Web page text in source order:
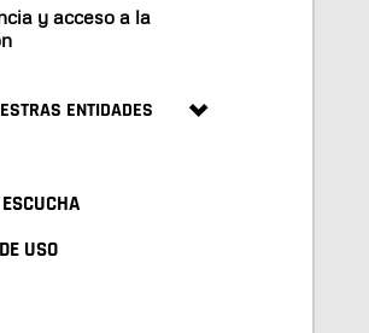
y acceso a la
ENTIDADES
USO